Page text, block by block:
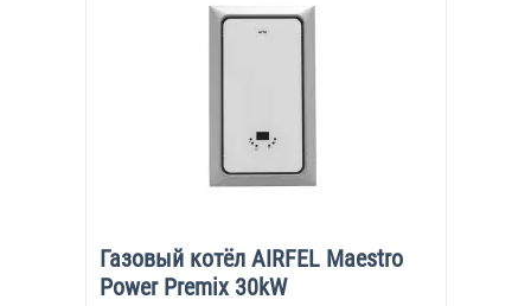
Газовый котёл AIRFEL Maestro
Power Premix 30kW